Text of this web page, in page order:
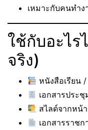
เหมาะกับคนทำ
ใช้กับอะไร
จริง)
หนังสือเรียน
เอกสารประ
สไลด์จากหน้า
เอกสารราช